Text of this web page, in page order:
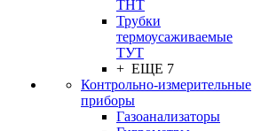
ТНТ
Трубки
термоусаживаемые
ТУТ
+ ЕЩЕ 7
Контрольно-измерительные
приборы
Газоанализаторы